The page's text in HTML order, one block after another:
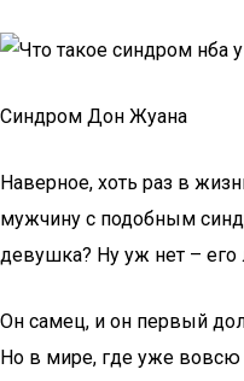
Синдром Дон Жуана
Наверное, хоть раз в
мужчину с подобным
девушка? Ну уж нет – его
Он самец, и он первый
Но в мире, где уже вовсю